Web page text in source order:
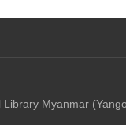
Myanmar